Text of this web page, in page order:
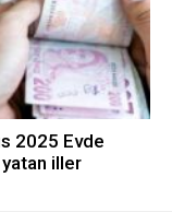
2025 Evde
yatan iller